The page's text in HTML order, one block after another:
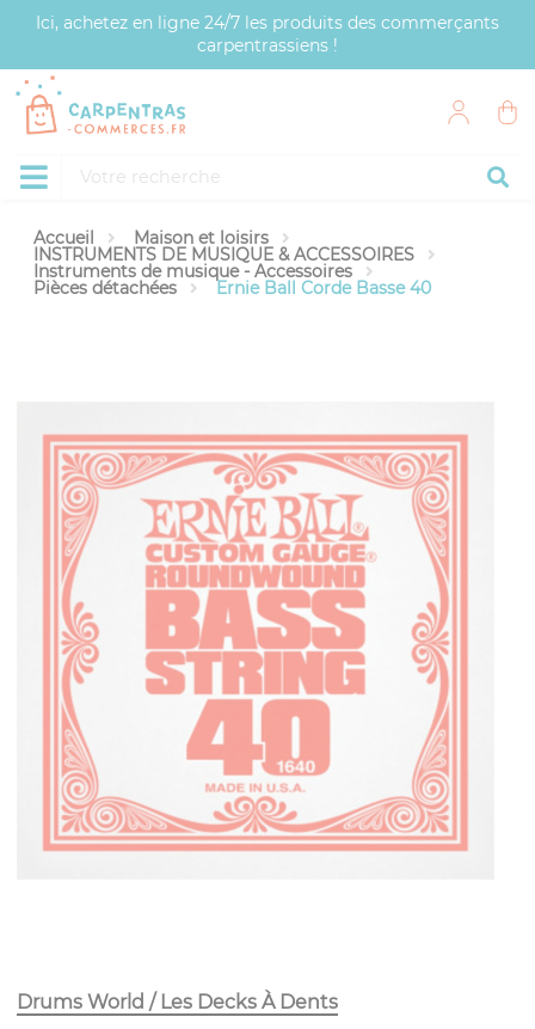
Ici, achetez en ligne 24/7 les produits des commerçants
carpentrassiens !
Accueil Maison et loisirs
INSTRUMENTS DE MUSIQUE & ACCESSOIRES
Instruments de musique - Accessoires
Pièces détachées Ernie Ball Corde Basse 40
Drums World / Les Decks À Dents
Panneau de gestion des cookies